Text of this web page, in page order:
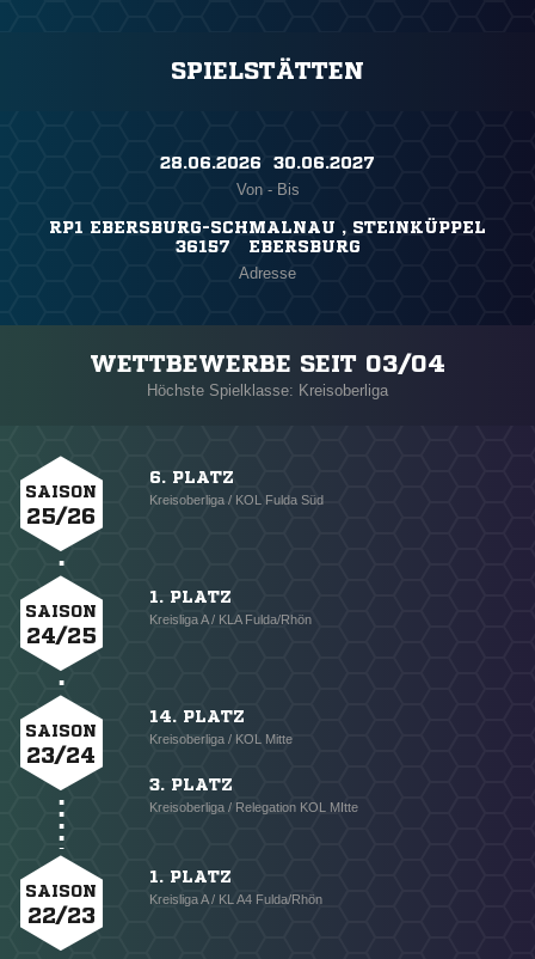
SPIELSTÄTTEN
28.06.2026 ​ 30.06.2027
Von - Bis
RP1 EBERSBURG-SCHMALNAU , STEINKÜPPEL
36157 EBERSBURG
Adresse
WETTBEWERBE SEIT 03/04
Höchste Spielklasse: Kreisoberliga
SAISON
25/26
6. PLATZ
Kreisoberliga / KOL Fulda Süd
SAISON
24/25
1. PLATZ
Kreisliga A / KLA Fulda/Rhön
SAISON
23/24
14. PLATZ
Kreisoberliga / KOL Mitte
3. PLATZ
Kreisoberliga / Relegation KOL MItte
SAISON
22/23
1. PLATZ
Kreisliga A / KL A4 Fulda/Rhön